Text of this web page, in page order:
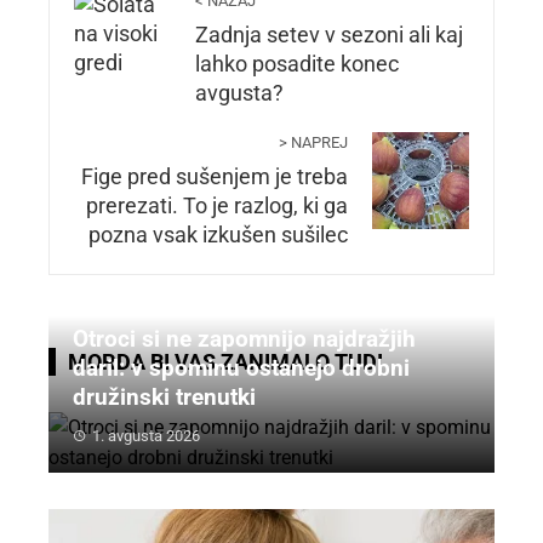
Zadnja setev v sezoni ali kaj
lahko posadite konec
avgusta?
> NAPREJ
Fige pred sušenjem je treba
prerezati. To je razlog, ki ga
pozna vsak izkušen sušilec
MORDA BI VAS ZANIMALO TUDI
Otroci si ne zapomnijo najdražjih
daril: v spominu ostanejo drobni
družinski trenutki
1. avgusta 2026